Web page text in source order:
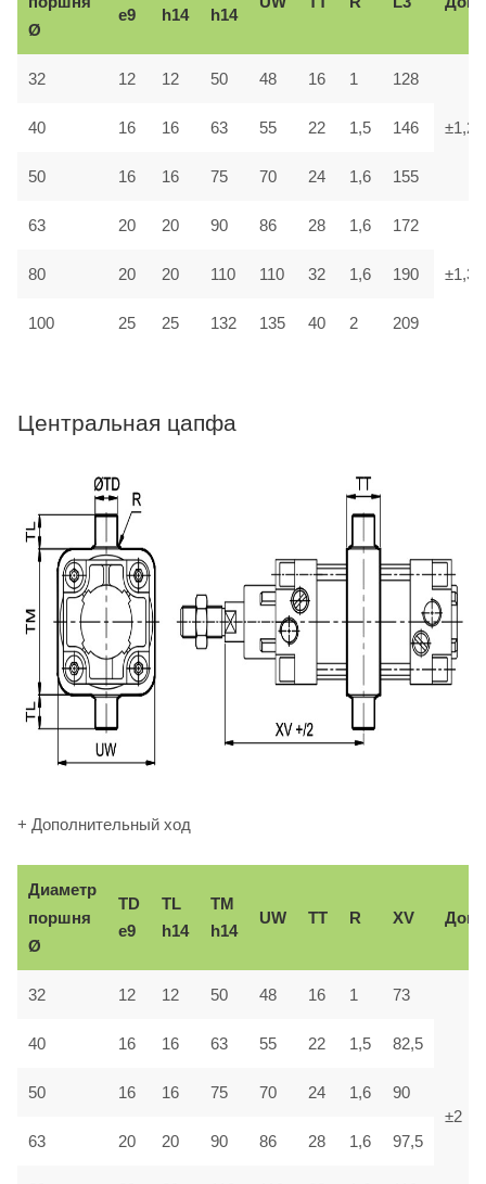
Ø
e9 h14 h14
32 12 12 50 48 16 1 128
±1,2
40 16 16 63 55 22 1,5 146
50 16 16 75 70 24 1,6 155
63 20 20 90 86 28 1,6 172
±1,3
80 20 20 110 110 32 1,6 190
100 25 25 132 135 40 2 209
Центральная цапфа
+ Дополнительный ход
Диаметр
поршня
Ø
TD
e9
TL
h14
TM
h14
UW TT R XV Доп.
32 12 12 50 48 16 1 73
±2
40 16 16 63 55 22 1,5 82,5
50 16 16 75 70 24 1,6 90
63 20 20 90 86 28 1,6 97,5